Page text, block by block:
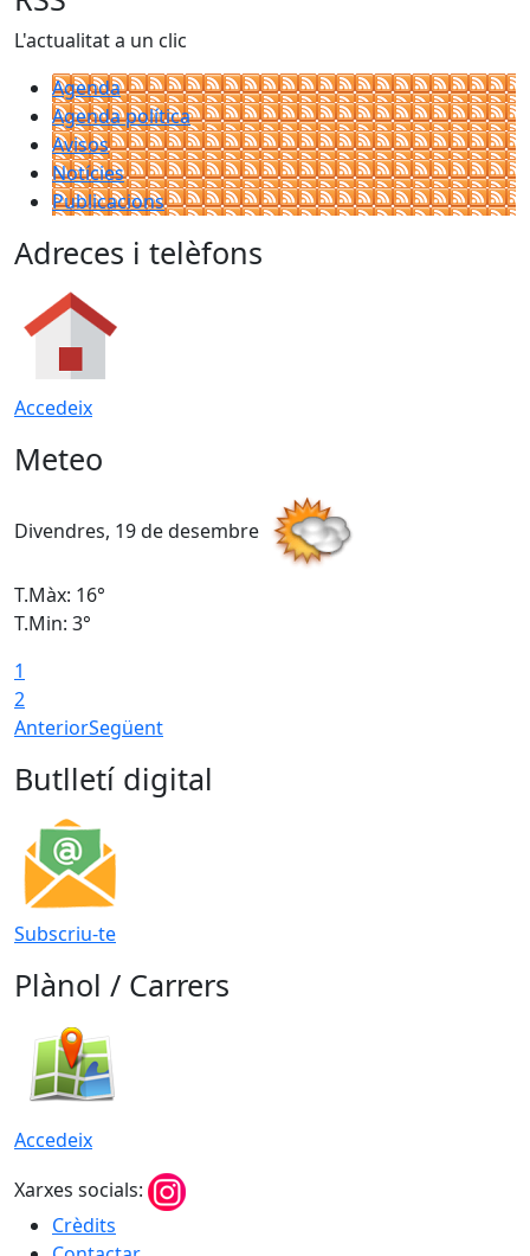
L'actualitat a un clic
Agenda
Agenda política
Avisos
Notícies
Publicacions
Adreces i telèfons
Accedeix
Meteo
Divendres, 19 de desembre
T.Màx: 16°
T.Min: 3°
1
2
AnteriorSegüent
Butlletí digital
Subscriu-te
Plànol / Carrers
Accedeix
Xarxes socials:
Crèdits